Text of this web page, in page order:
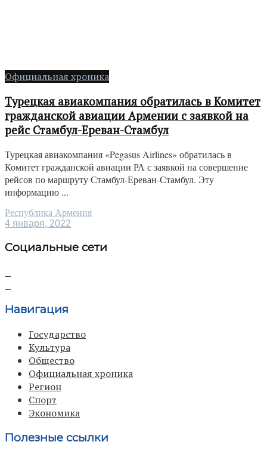
Официальная хроника
Турецкая авиакомпания обратилась в Комитет
гражданской авиации Армении с заявкой на
рейс Стамбул-Ереван-Стамбул
Турецкая авиакомпания «Pegasus Airlines» обратилась в
Комитет гражданской авиации РА с заявкой на совершение
рейсов по маршруту Стамбул-Ереван-Стамбул. Эту
информацию ...
Республика Армения
4 января, 2022
Социальные сети
Навигация
Государство
Культура
Общество
Официальная хроника
Регион
Спорт
Экономика
Полезные ссылки